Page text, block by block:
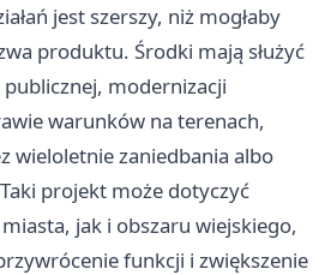
jest szerszy, niż mogłaby
produktu. Środki mają służyć
modernizacji
warunków na terenach,
wieloletnie zaniedbania albo
projekt może dotyczyć
jak i obszaru wiejskiego,
funkcji i zwiększenie